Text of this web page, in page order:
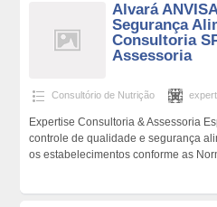
Alvará
Segurança
Consultoria
Assessoria
Consultório de Nutrição
Expertise Consultoria & Assessoria
controle de qualidade e segurança
os estabelecimentos conforme as